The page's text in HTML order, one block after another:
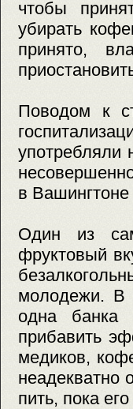
чтобы
убирать
принято,
Поводом к
употребляли
в
Один из
фруктовый
молодежи. В
одна
прибавить
медиков,
неадекватно
пить, пока